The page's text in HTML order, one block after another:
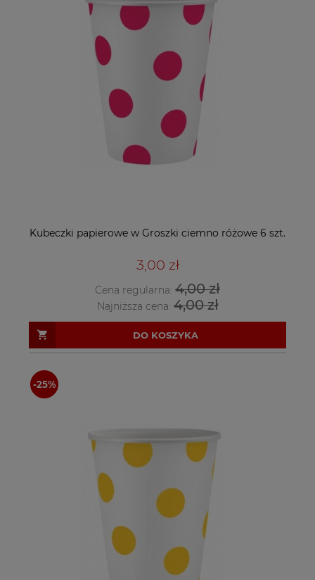
Kubeczki papierowe w Groszki ciemno różowe 6 szt.
3,00 zł
Cena regularna: 4,00 zł
Najniższa cena:4,00 zł
DO KOSZYKA